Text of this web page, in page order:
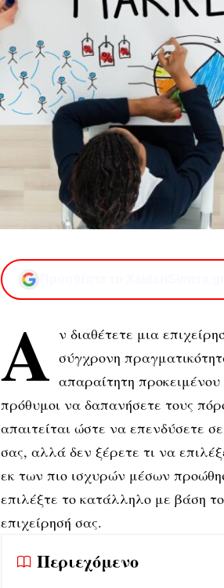
Α ν διαθέτετε μια
σύγχρονη
απαραίτητη
πρόθυμοι να δαπανήσετε τους
απαιτείται ώστε να επενδύσετε
σας, αλλά δεν ξέρετε τι να
εκ των πιο ισχυρών μέσων
επιλέξτε το κατάλληλο με βάση
επιχείρησή σας.
Περιεχόμενο